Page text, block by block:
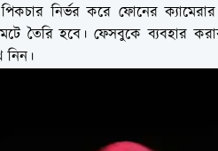
নির্ভর করে ফোনের
তৈরি হবে। ফেসবুকে ব্যবহার
নিন।